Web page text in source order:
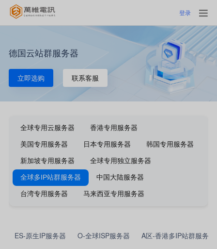
登录
德国云站群服务器
立即选购 联系客服
全球专用云服务器 香港专用服务器
美国专用服务器 日本专用服务器 韩国专用服务器
新加坡专用服务器 全球专用独立服务器
全球多IP站群服务器 中国大陆服务器
台湾专用服务器 马来西亚专用服务器
ES-原生IP服务器 O-全球ISP服务器 A区-香港多IP站群服务器